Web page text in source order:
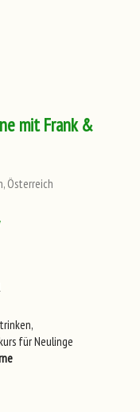
mit Frank &
Österreich
für Neulinge